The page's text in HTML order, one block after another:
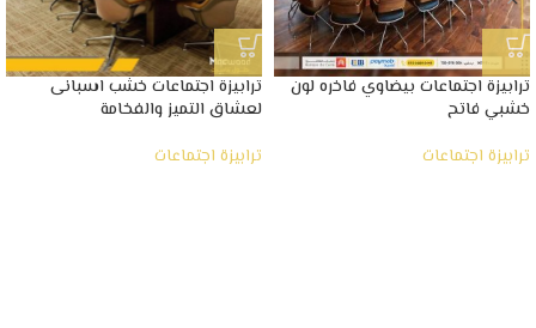
ترابيزة اجتماعات بيضاوي فاخره لون
خشبي فاتح
ترابيزة اجتماعات
ترابيزة اجتماعات خشب اسبانى
لعشاق التميز والفخامة
ترابيزة اجتماعات